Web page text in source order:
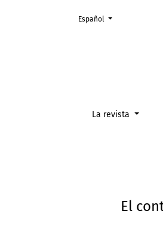
El control sobre la
La revista
Cambiar el idioma. El
Español
El